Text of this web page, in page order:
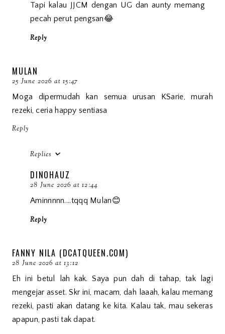
Tapi kalau JJCM dengan UG dan aunty memang
pecah perut pengsan😂
Reply
MULAN
25 June 2026 at 15:47
Moga dipermudah kan semua urusan KSarie, murah
rezeki, ceria happy sentiasa
Reply
Replies
DINOHAUZ
28 June 2026 at 12:44
Aminnnnn....tqqq Mulan😊
Reply
FANNY NILA (DCATQUEEN.COM)
28 June 2026 at 13:12
Eh ini betul lah kak. Saya pun dah di tahap, tak lagi
mengejar asset. Skr ini, macam, dah laaah, kalau memang
rezeki, pasti akan datang ke kita. Kalau tak, mau sekeras
apapun, pasti tak dapat.